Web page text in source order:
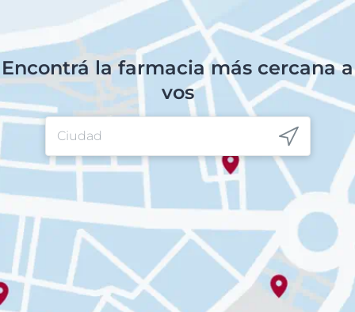
Encontrá la farmacia más cercana a
vos